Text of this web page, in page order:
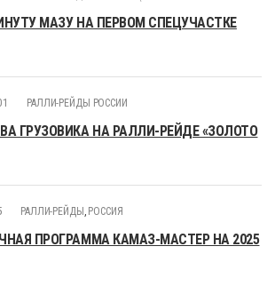
МАЗУ НА ПЕРВОМ СПЕЦУЧАСТКЕ
РАЛЛИ-РЕЙДЫ РОССИИ
ГРУЗОВИКА НА РАЛЛИ-РЕЙДЕ «ЗОЛОТО
РАЛЛИ-РЕЙДЫ , РОССИЯ
ПРОГРАММА КАМАЗ-МАСТЕР НА 2025